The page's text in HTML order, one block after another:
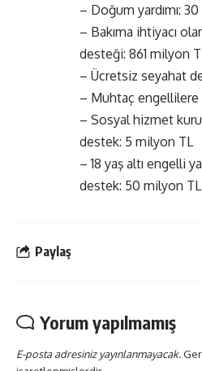
– Doğum yardımı:
– Bakıma ihtiyacı
desteği: 861 milyon
– Ücretsiz seyahat
– Muhtaç engellilere
– Sosyal hizmet
destek: 5 milyon TL
– 18 yaş altı engelli
destek: 50 milyon TL
Paylaş
Yorum yapılmamış
E-posta adresiniz yayınlanmayacak.